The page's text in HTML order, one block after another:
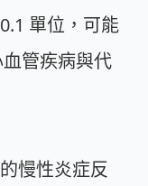
0.1 單位 ，可能
血管疾病與代
慢性炎症反